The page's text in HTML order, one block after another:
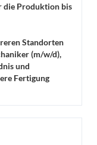
die Produktion bis
Standorten
(m/w/d),
und
Fertigung